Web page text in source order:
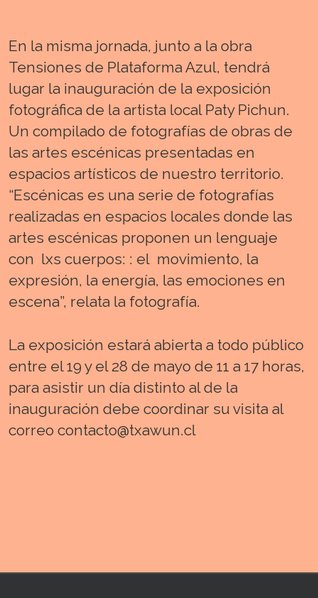
En la misma jornada, junto a la obra
Tensiones de Plataforma Azul, tendrá
lugar la inauguración de la exposición
fotográfica de la artista local Paty Pichun.
Un compilado de fotografías de obras de
las artes escénicas presentadas en
espacios artísticos de nuestro territorio.
“Escénicas es una serie de fotografías
realizadas en espacios locales donde las
artes escénicas proponen un lenguaje
con lxs cuerpos: : el movimiento, la
expresión, la energía, las emociones en
escena”, relata la fotografía.
La exposición estará abierta a todo público
entre el 19 y el 28 de mayo de 11 a 17 horas,
para asistir un día distinto al de la
inauguración debe coordinar su visita al
correo contacto@txawun.cl